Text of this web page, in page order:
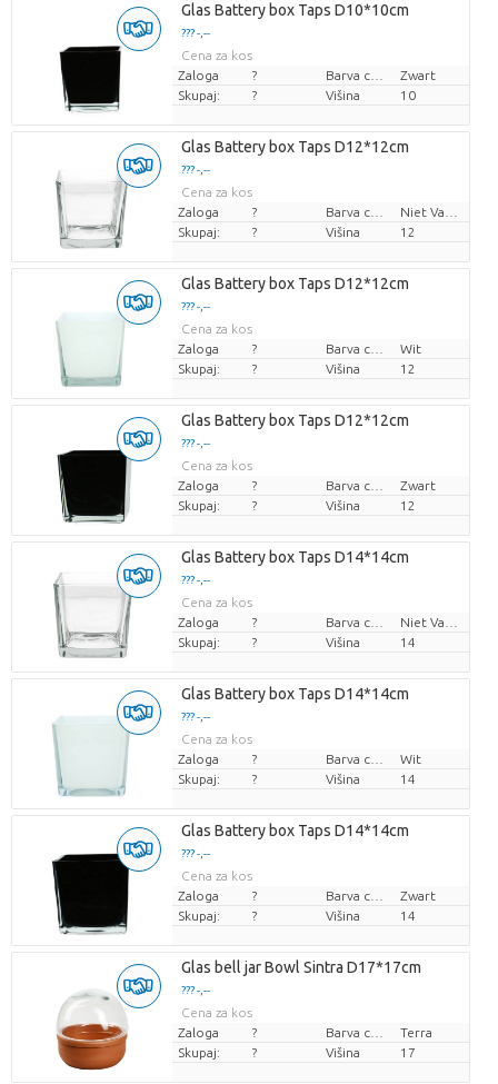
Glas Battery box Taps D10*10cm
??? -,--
Cena za kos
Zaloga
?
Zwart
Skupaj:
? Višina 10
Glas Battery box Taps D12*12cm
??? -,--
Cena za kos
Zaloga
?
Skupaj:
? Višina 12
Glas Battery box Taps D12*12cm
??? -,--
Cena za kos
Zaloga
?
Wit
Skupaj:
? Višina 12
Glas Battery box Taps D12*12cm
??? -,--
Cena za kos
Zaloga
?
Zwart
Skupaj:
? Višina 12
Glas Battery box Taps D14*14cm
??? -,--
Cena za kos
Zaloga
?
Skupaj:
? Višina 14
Glas Battery box Taps D14*14cm
??? -,--
Cena za kos
Zaloga
?
Wit
Skupaj:
? Višina 14
Glas Battery box Taps D14*14cm
??? -,--
Cena za kos
Zaloga
?
Zwart
Skupaj:
? Višina 14
Glas bell jar Bowl Sintra D17*17cm
??? -,--
Cena za kos
Zaloga
?
Terra
Skupaj:
? Višina 17